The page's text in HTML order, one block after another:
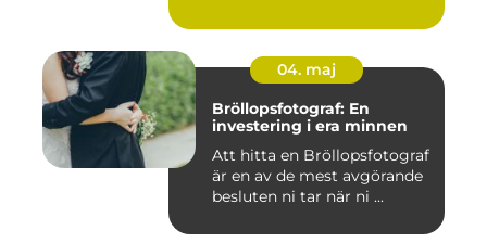
04. maj
Bröllopsfotograf: En
investering i era minnen
Att hitta en Bröllopsfotograf
är en av de mest avgörande
besluten ni tar när ni ...